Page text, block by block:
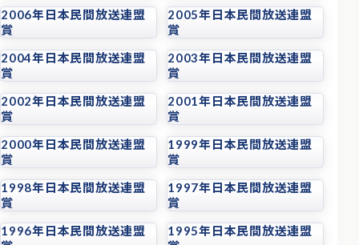
2006年日本民間放送連盟
賞
2005年日本民間放送連盟
賞
2004年日本民間放送連盟
賞
2003年日本民間放送連盟
賞
2002年日本民間放送連盟
賞
2001年日本民間放送連盟
賞
2000年日本民間放送連盟
賞
1999年日本民間放送連盟
賞
1998年日本民間放送連盟
賞
1997年日本民間放送連盟
賞
1996年日本民間放送連盟
1995年日本民間放送連盟